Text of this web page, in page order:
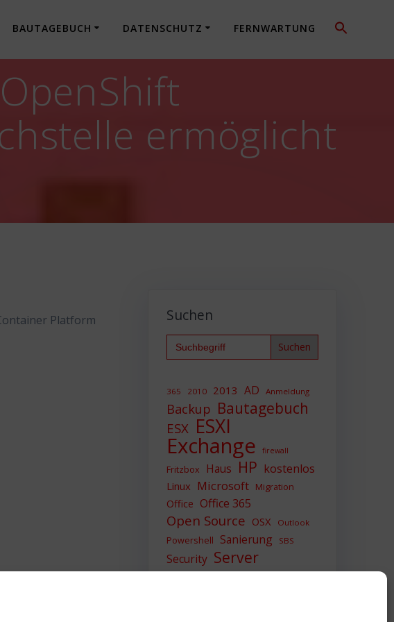
BAUTAGEBUCH DATENSCHUTZ FERNWARTUNG
ermöglicht
Platform
Suchen
Search
for:
365 2010 2013 AD Anmeldung
Backup Bautagebuch
ESX ESXI
Exchange firewall
Fritzbox Haus HP kostenlos
Linux Microsoft Migration
Office Office 365
Open Source OSX Outlook
Powershell Sanierung SBS
Security Server
Sicherheit SIEM